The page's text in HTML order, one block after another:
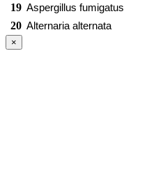
19 Aspergillus fumigatus
20 Alternaria alternata
×